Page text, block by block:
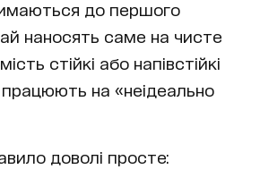
до першого
наносять саме на чисте
стійкі або напівстійкі
на «неідеально
доволі просте: